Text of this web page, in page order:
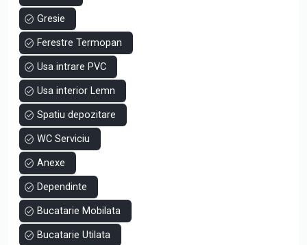
Gresie
Ferestre Termopan
Usa intrare PVC
Usa interior Lemn
Spatiu depozitare
WC Serviciu
Anexe
Dependinte
Bucatarie Mobilata
Bucatarie Utilata